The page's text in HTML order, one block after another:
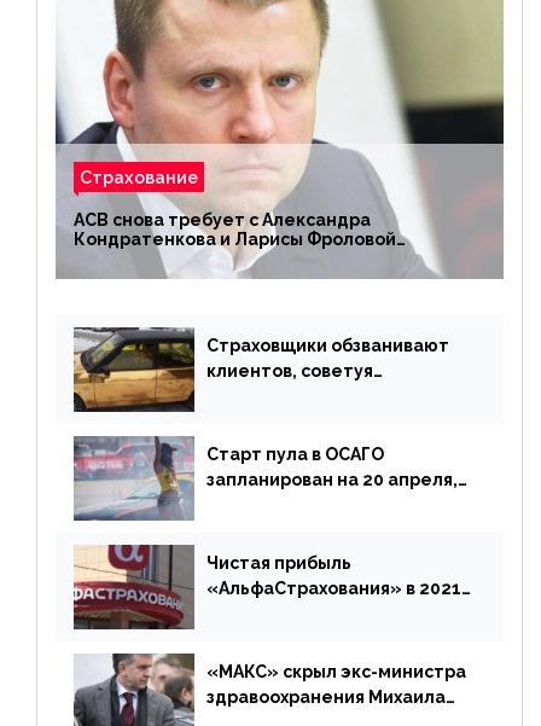
Страхование
АСВ снова требует с Александра
Кондратенкова и Ларисы Фроловой
возмещения убытков на 1,5 млрд р.
Страховщики обзванивают
клиентов, советуя
Старт пула в ОСАГО
запланирован на 20 апреля,
дублировать [дополнено]
Чистая прибыль
«АльфаСтрахования» в 2021
«МАКС» скрыл экс-министра
здравоохранения Михаила